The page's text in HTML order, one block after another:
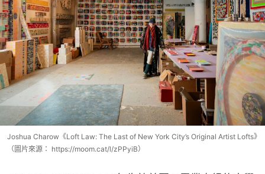
Joshua Charow《Loft Law: The Last of New York City’s Original Artist Lofts》
（圖片來源： https://moom.cat/l/zPPyiB）